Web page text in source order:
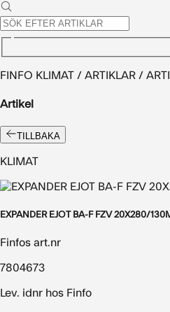
FINFO KLIMAT / ARTIKLAR /
Artikel
TILLBAKA
KLIMAT
EXPANDER EJOT BA-F FZV 20X280/
Finfos art.nr
7804673
Lev. idnr hos Finfo